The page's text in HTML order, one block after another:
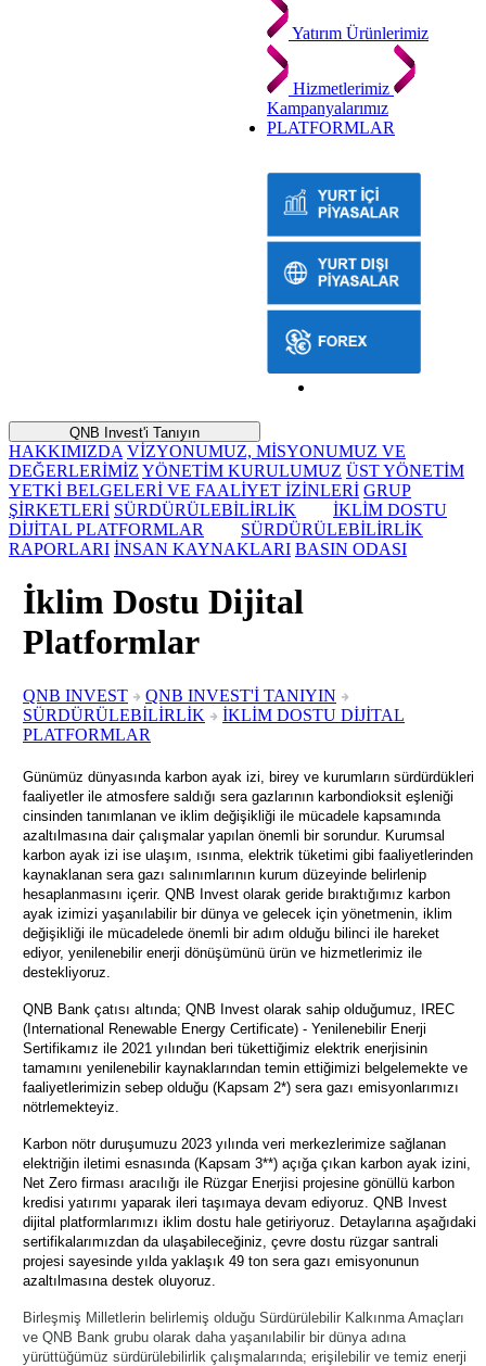
Yatırım Ürünlerimiz
Hizmetlerimiz
Kampanyalarımız
PLATFORMLAR
QNB Invest'i Tanıyın
HAKKIMIZDA VİZYONUMUZ, MİSYONUMUZ VE
DEĞERLERİMİZ YÖNETİM KURULUMUZ ÜST YÖNETİM
YETKİ BELGELERİ VE FAALİYET İZİNLERİ GRUP
ŞİRKETLERİ SÜRDÜRÜLEBİLİRLİK
İKLİM DOSTU
DİJİTAL PLATFORMLAR
SÜRDÜRÜLEBİLİRLİK
RAPORLARI İNSAN KAYNAKLARI BASIN ODASI
İklim Dostu Dijital
Platformlar
QNB INVEST
QNB INVEST'İ TANIYIN
SÜRDÜRÜLEBİLİRLİK
İKLİM DOSTU DİJİTAL
PLATFORMLAR
Günümüz dünyasında karbon ayak izi, birey ve kurumların sürdürdükleri
faaliyetler ile atmosfere saldığı sera gazlarının karbondioksit eşleniği
cinsinden tanımlanan ve iklim değişikliği ile mücadele kapsamında
azaltılmasına dair çalışmalar yapılan önemli bir sorundur. Kurumsal
karbon ayak izi ise ulaşım, ısınma, elektrik tüketimi gibi faaliyetlerinden
kaynaklanan sera gazı salınımlarının kurum düzeyinde belirlenip
hesaplanmasını içerir. QNB Invest olarak geride bıraktığımız karbon
ayak izimizi yaşanılabilir bir dünya ve gelecek için yönetmenin, iklim
değişikliği ile mücadelede önemli bir adım olduğu bilinci ile hareket
ediyor, yenilenebilir enerji dönüşümünü ürün ve hizmetlerimiz ile
destekliyoruz.
QNB Bank çatısı altında; QNB Invest olarak sahip olduğumuz, IREC
(International Renewable Energy Certificate) - Yenilenebilir Enerji
Sertifikamız ile 2021 yılından beri tükettiğimiz elektrik enerjisinin
tamamını yenilenebilir kaynaklarından temin ettiğimizi belgelemekte ve
faaliyetlerimizin sebep olduğu (Kapsam 2*) sera gazı emisyonlarımızı
nötrlemekteyiz.
Karbon nötr duruşumuzu 2023 yılında veri merkezlerimize sağlanan
elektriğin iletimi esnasında (Kapsam 3**) açığa çıkan karbon ayak izini,
Net Zero firması aracılığı ile Rüzgar Enerjisi projesine gönüllü karbon
kredisi yatırımı yaparak ileri taşımaya devam ediyoruz. QNB Invest
dijital platformlarımızı iklim dostu hale getiriyoruz. Detaylarına aşağıdaki
sertifikalarımızdan da ulaşabileceğiniz, çevre dostu rüzgar santrali
projesi sayesinde yılda yaklaşık 49 ton sera gazı emisyonunun
azaltılmasına destek oluyoruz.
Birleşmiş Milletlerin belirlemiş olduğu Sürdürülebilir Kalkınma Amaçları
ve QNB Bank grubu olarak daha yaşanılabilir bir dünya adına
yürüttüğümüz sürdürülebilirlik çalışmalarında; erişilebilir ve temiz enerji